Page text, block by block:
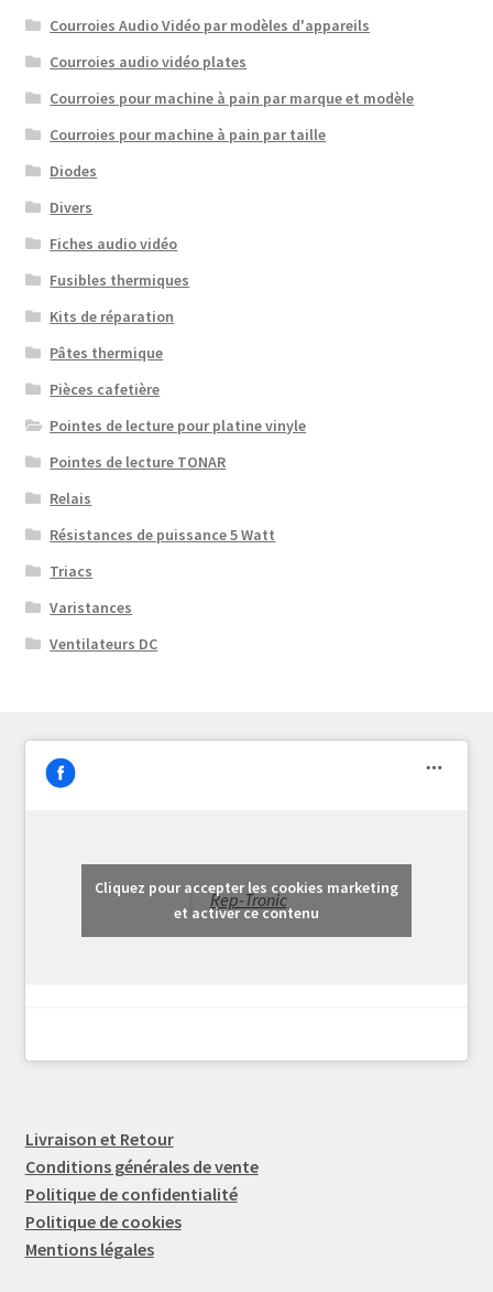
Courroies Audio Vidéo par modèles d'appareils
Courroies audio vidéo plates
Courroies pour machine à pain par marque et modèle
Courroies pour machine à pain par taille
Diodes
Divers
Fiches audio vidéo
Fusibles thermiques
Kits de réparation
Pâtes thermique
Pièces cafetière
Pointes de lecture pour platine vinyle
Pointes de lecture TONAR
Relais
Résistances de puissance 5 Watt
Triacs
Varistances
Ventilateurs DC
Rep-Tronic
Cliquez pour accepter les cookies marketing
et activer ce contenu
Livraison et Retour
Conditions générales de vente
Politique de confidentialité
Politique de cookies
Mentions légales